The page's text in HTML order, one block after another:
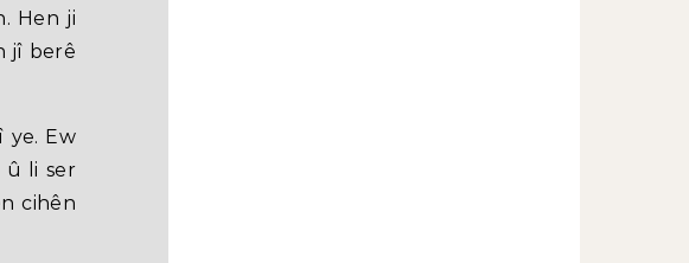
Hen ji
jî berê
ye. Ew
û li ser
cihên